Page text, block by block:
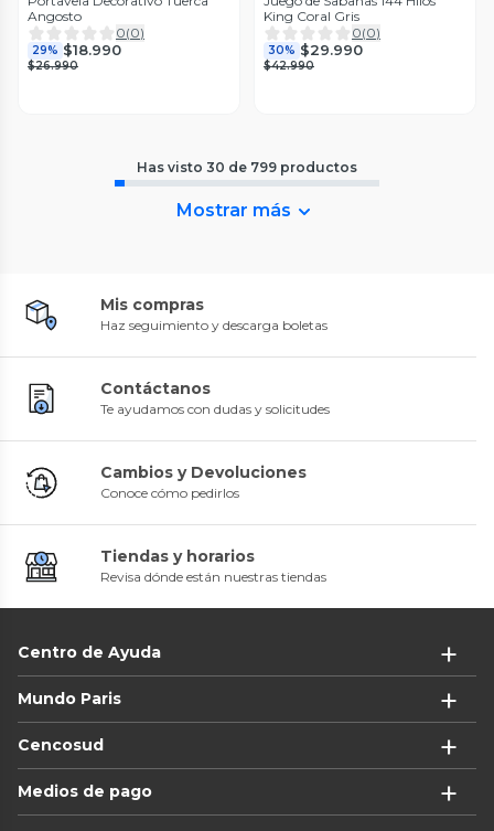
Angosto
0(0)
29% $18.990
$26.990
King Coral Gris
0(0)
30% $29.990
$42.990
Has visto 30 de 799 productos
Mostrar más
Mis compras
Haz seguimiento y descarga boletas
Contáctanos
Te ayudamos con dudas y solicitudes
Cambios y Devoluciones
Conoce cómo pedirlos
Tiendas y horarios
Revisa dónde están nuestras tiendas
Centro de Ayuda
Mundo Paris
Cencosud
Medios de pago